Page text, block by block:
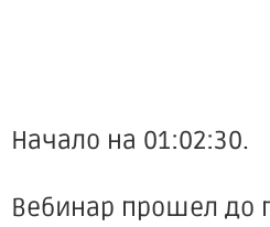
Начало на 01:02:30.
Вебинар прошел до